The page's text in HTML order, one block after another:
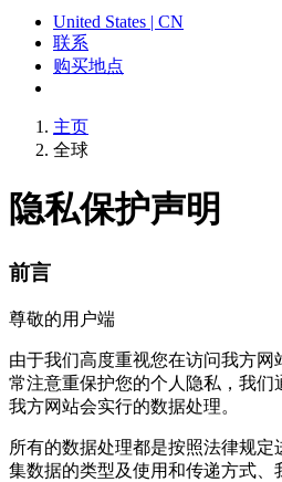
United States | CN
联系
购买地点
主页
全球
隐私保护声明
前言
尊敬的用户端
由于我们高度重视您在访问我方
常注意重保护您的个人隐私，我们
我方网站会实行的数据处理。
所有的数据处理都是按照法律规
集数据的类型及使用和传递方式、